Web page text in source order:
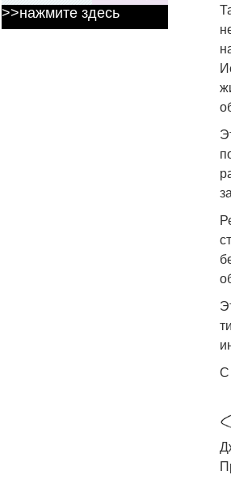
С
>>нажмите здесь